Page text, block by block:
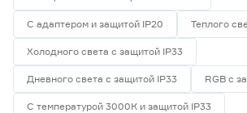
С адаптером и защитой IP20 Теплого
Холодного света с защитой IP33
Дневного света с защитой IP33 RGB с
С температурой 3000К и защитой IP33